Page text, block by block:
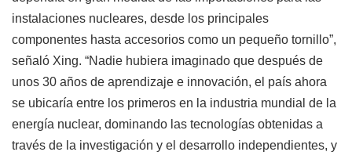
instalaciones nucleares, desde los principales
componentes hasta accesorios como un pequeño tornillo”,
señaló Xing. “Nadie hubiera imaginado que después de
unos 30 años de aprendizaje e innovación, el país ahora
se ubicaría entre los primeros en la industria mundial de la
energía nuclear, dominando las tecnologías obtenidas a
través de la investigación y el desarrollo independientes, y